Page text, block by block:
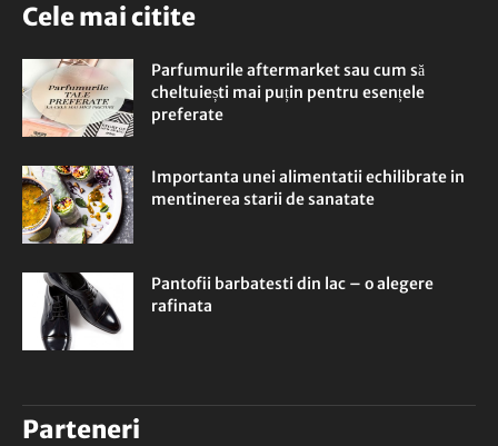
Cele mai citite
Parfumurile aftermarket sau cum să
cheltuiești mai puțin pentru esențele
preferate
Importanta unei alimentatii echilibrate in
mentinerea starii de sanatate
Pantofii barbatesti din lac – o alegere
rafinata
Parteneri